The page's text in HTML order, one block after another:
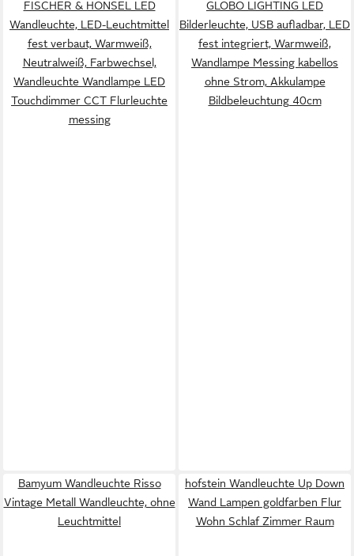
FISCHER & HONSEL LED
Wandleuchte, LED-Leuchtmittel
fest verbaut, Warmweiß,
Neutralweiß, Farbwechsel,
Wandleuchte Wandlampe LED
Touchdimmer CCT Flurleuchte
messing
GLOBO LIGHTING LED
Bilderleuchte, USB aufladbar, LED
fest integriert, Warmweiß,
Wandlampe Messing kabellos
ohne Strom, Akkulampe
Bildbeleuchtung 40cm
Bamyum Wandleuchte Risso
Vintage Metall Wandleuchte, ohne
Leuchtmittel
hofstein Wandleuchte Up Down
Wand Lampen goldfarben Flur
Wohn Schlaf Zimmer Raum